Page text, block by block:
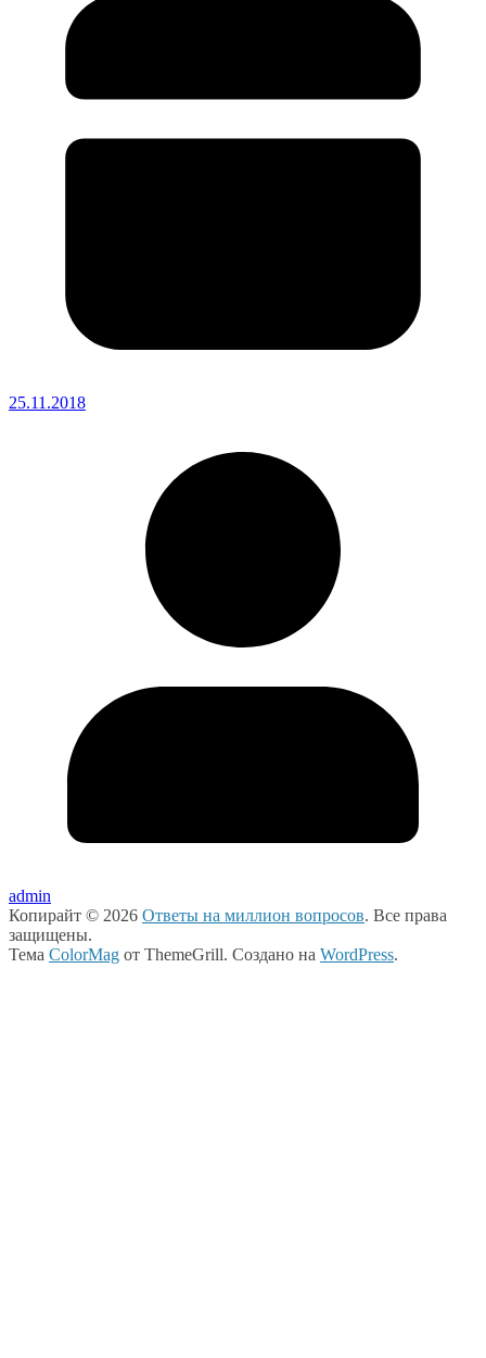
25.11.2018
admin
Копирайт © 2026 Ответы на миллион вопросов. Все права
защищены.
Тема ColorMag от ThemeGrill. Создано на WordPress.